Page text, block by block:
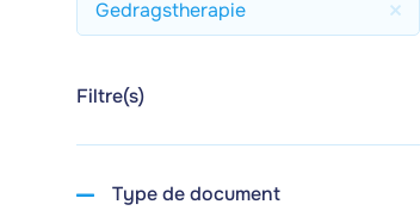
Gedragstherapie
Filtre(s)
Type de document